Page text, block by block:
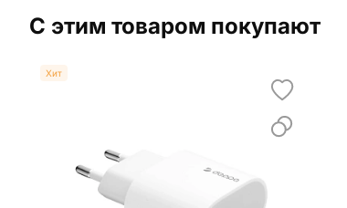
С этим товаром покупают
Хит